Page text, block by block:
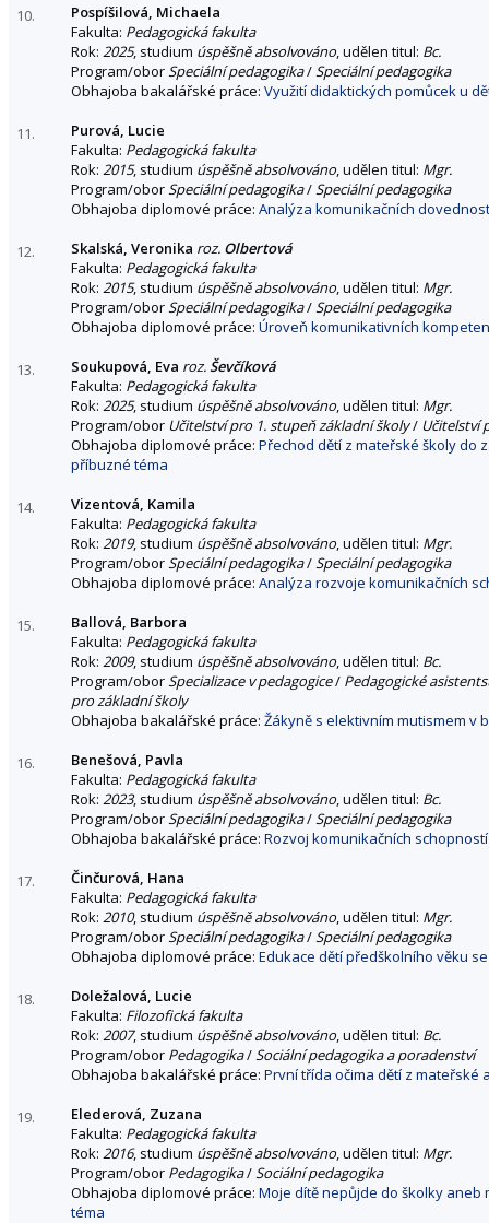
10.
Pospíšilová, Michaela
Fakulta: Pedagogická fakulta
Rok: 2025, studium úspěšně absolvováno, udělen titul: Bc.
Program/oborSpeciální pedagogika/Speciální pedagogika
Obhajoba bakalářské práce: Využití didaktických pomůcek u
11.
Purová, Lucie
Fakulta: Pedagogická fakulta
Rok: 2015, studium úspěšně absolvováno, udělen titul: Mgr.
Program/oborSpeciální pedagogika/Speciální pedagogika
Obhajoba diplomové práce: Analýza komunikačních
12. Skalská, Veronika roz. Olbertová
Fakulta: Pedagogická fakulta
Rok: 2015, studium úspěšně absolvováno, udělen titul: Mgr.
Program/oborSpeciální pedagogika/Speciální pedagogika
Obhajoba diplomové práce: Úroveň komunikativních
13. Soukupová, Eva roz.Ševčíková
Fakulta: Pedagogická fakulta
Rok: 2025, studium úspěšně absolvováno, udělen titul: Mgr.
Program/obor Učitelství pro 1. stupeň základní školy/ Učitelství
Obhajoba diplomové práce: Přechod dětí z mateřské školy do
příbuzné téma
14.
Vizentová, Kamila
Fakulta: Pedagogická fakulta
Rok: 2019, studium úspěšně absolvováno, udělen titul: Mgr.
Program/oborSpeciální pedagogika/Speciální pedagogika
Obhajoba diplomové práce: Analýza rozvoje komunikačních
15.
Ballová, Barbora
Fakulta: Pedagogická fakulta
Rok: 2009, studium úspěšně absolvováno, udělen titul: Bc.
Program/oborSpecializace v pedagogice/ Pedagogické
pro základní školy
Obhajoba bakalářské práce: Žákyně s elektivním mutismem v
16.
Benešová, Pavla
Fakulta: Pedagogická fakulta
Rok: 2023, studium úspěšně absolvováno, udělen titul: Bc.
Program/oborSpeciální pedagogika/Speciální pedagogika
Obhajoba bakalářské práce: Rozvoj komunikačních
17.
Činčurová, Hana
Fakulta: Pedagogická fakulta
Rok: 2010, studium úspěšně absolvováno, udělen titul: Mgr.
Program/oborSpeciální pedagogika/Speciální pedagogika
Obhajoba diplomové práce: Edukace dětí předškolního věku
18.
Doležalová, Lucie
Fakulta: Filozofická fakulta
Rok: 2007, studium úspěšně absolvováno, udělen titul: Bc.
Program/obor Pedagogika/Sociální pedagogika a poradenství
Obhajoba bakalářské práce: První třída očima dětí z mateřské
19.
Elederová, Zuzana
Fakulta: Pedagogická fakulta
Rok: 2016, studium úspěšně absolvováno, udělen titul: Mgr.
Program/obor Pedagogika/Sociální pedagogika
Obhajoba diplomové práce: Moje dítě nepůjde do školky
téma